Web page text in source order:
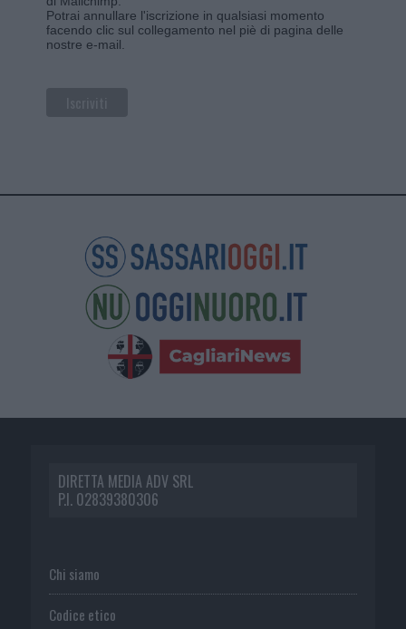
Potrai annullare l'iscrizione in qualsiasi momento
facendo clic sul collegamento nel piè di pagina delle
nostre e-mail.
DIRETTA MEDIA ADV SRL
P.I. 02839380306
Chi siamo
Codice etico